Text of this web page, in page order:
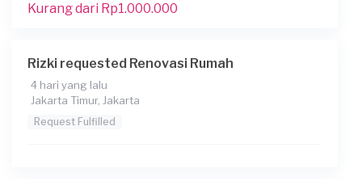
Berapa budget total untuk layanan ini?
Kurang dari Rp1.000.000
Rizki requested Renovasi Rumah
4 hari yang lalu
Jakarta Timur, Jakarta
Request Fulfilled